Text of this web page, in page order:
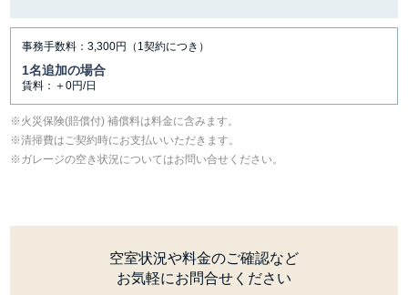
事務手数料：3,300円（1契約につき）
1名追加の場合
賃料：＋0円/日
⽕災保険(賠償付) 補償料は料⾦に含みます。
清掃費はご契約時にお支払いいただきます。
ガレージの空き状況についてはお問い合せください。
空室状況や料金のご確認など
お気軽にお問合せください